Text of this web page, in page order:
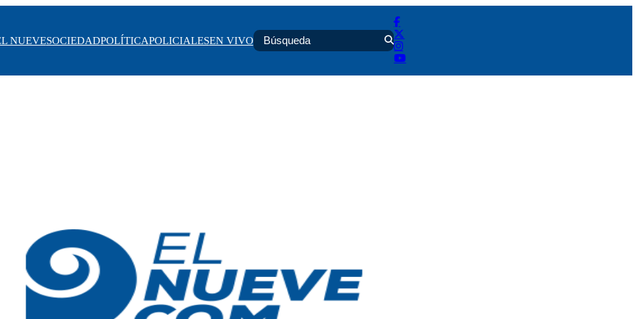
NUEVESOCIEDADPOLÍTICAPOLICIALESEN VIVO